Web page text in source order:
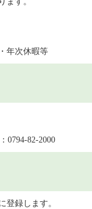
年次休暇等
0794-82-2000
登録します。